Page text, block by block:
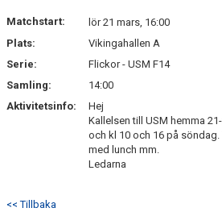
KONTAKT
Matchstart:
lör 21 mars, 16:00
Plats:
Vikingahallen A
Serie:
Flickor - USM F14
Samling:
14:00
Aktivitetsinfo:
Hej
Kallelsen till USM hemma
och kl 10 och 16 på
med lunch mm.
Ledarna
<< Tillbaka